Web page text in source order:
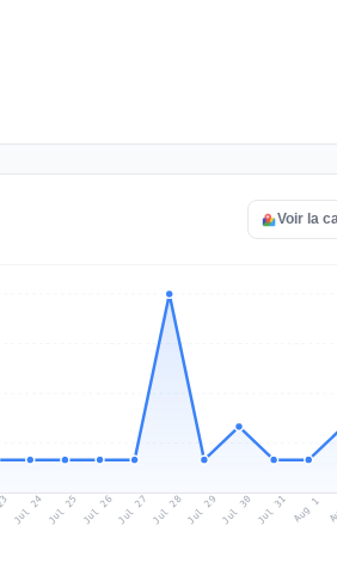
Voir la
Jul 24 Jul 25 Jul 26Jul 27 Jul 28Jul 29 Jul 30 Jul 31 Aug 1